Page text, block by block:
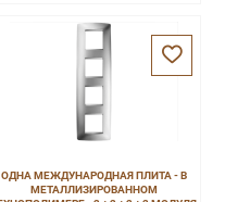
ОДНА МЕЖДУНАРОДНАЯ ПЛИТА - В
МЕТАЛЛИЗИРОВАННОМ